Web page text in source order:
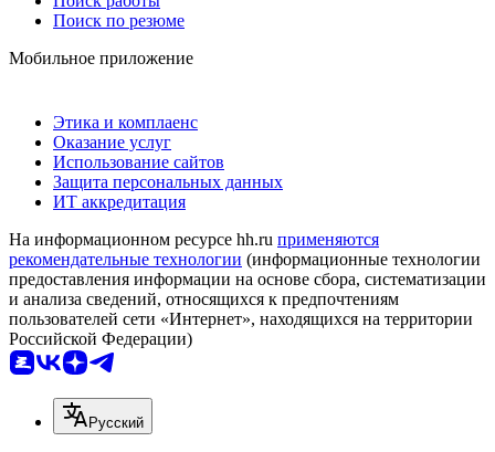
Поиск по резюме
Мобильное приложение
Этика и комплаенс
Оказание услуг
Использование сайтов
Защита персональных данных
ИТ аккредитация
На информационном ресурсе hh.ru применяются
рекомендательные технологии (информационные технологии
предоставления информации на основе сбора, систематизации
и анализа сведений, относящихся к предпочтениям
пользователей сети «Интернет», находящихся на территории
Российской Федерации)
Русский